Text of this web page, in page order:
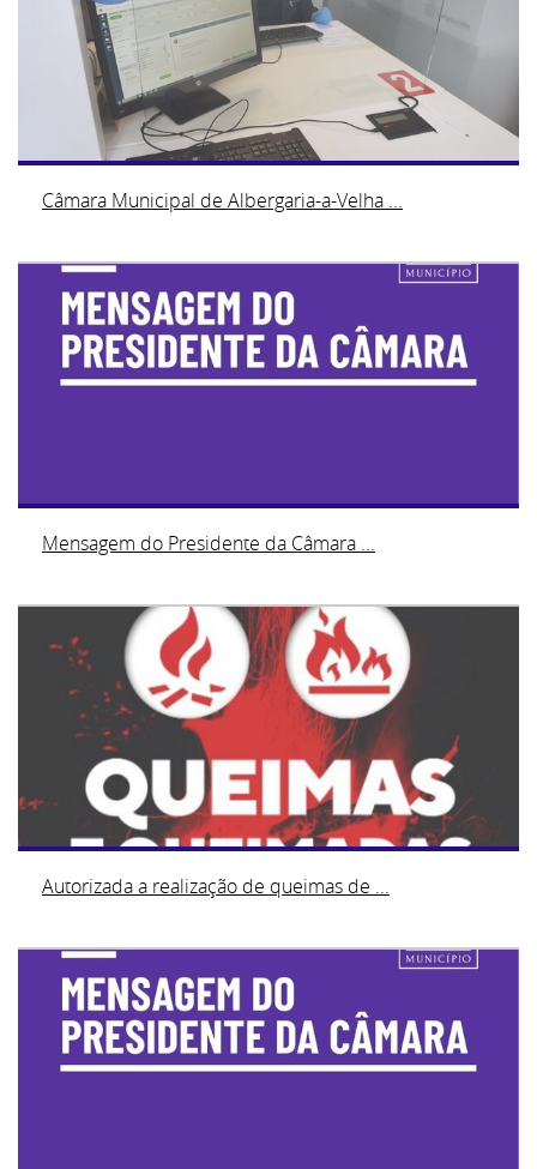
Câmara Municipal de Albergaria-a-Velha ...
Mensagem do Presidente da Câmara ...
Autorizada a realização de queimas de ...